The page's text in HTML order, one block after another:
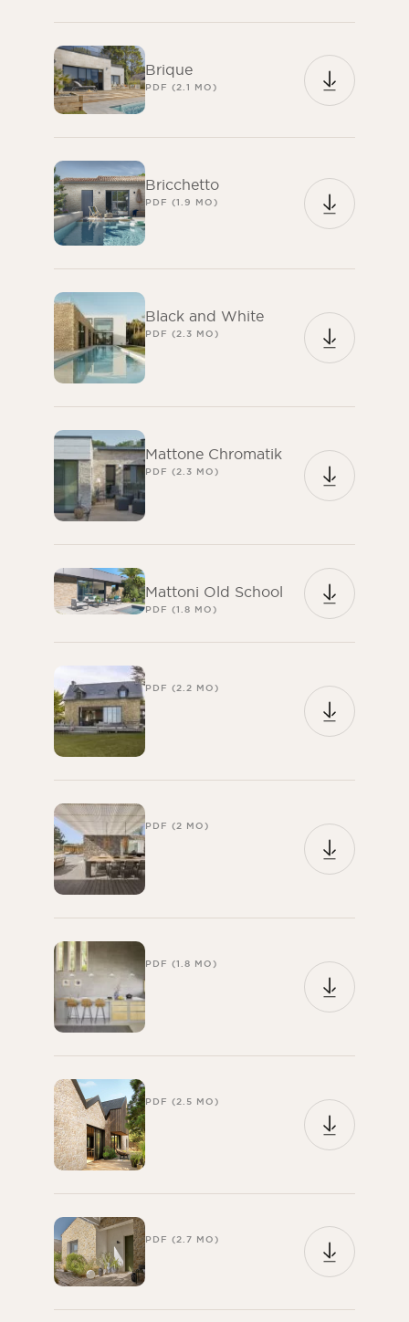
Brique
PDF (2.1 MO)
Bricchetto
PDF (1.9 MO)
Black and White
PDF (2.3 MO)
Mattone Chromatik
PDF (2.3 MO)
Mattoni Old School
PDF (1.8 MO)
PDF (2.2 MO)
PDF (2 MO)
PDF (1.8 MO)
PDF (2.5 MO)
PDF (2.7 MO)